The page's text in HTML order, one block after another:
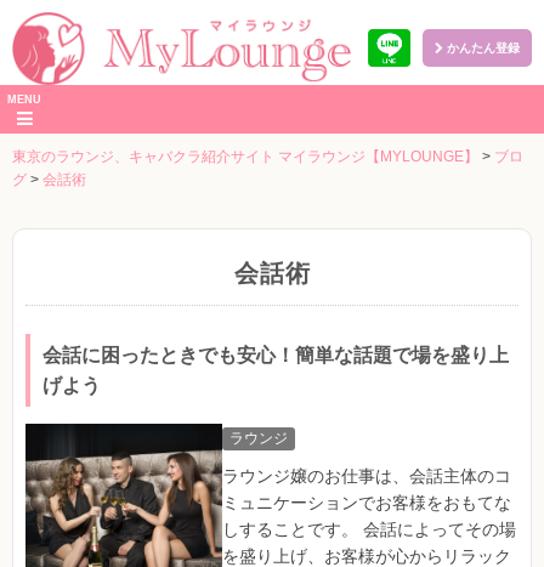
本
へ
かんたん登録
MENU
東京のラウンジ、キャバクラ紹介サイト マイラウンジ【MYLOUNGE】 > ブロ
グ > 会話術
会話術
会話に困ったときでも安心！簡単な話題で場を盛り上
げよう
ラウンジ
ラウンジ嬢のお仕事は、会話主体のコ
ミュニケーションでお客様をおもてな
しすることです。 会話によってその場
を盛り上げ、お客様が心からリラック